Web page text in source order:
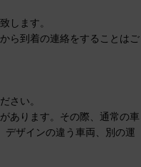
します。
ら到着の連絡をすることはご
さい。
あります。その際、通常の車
ザインの違う車両、別の運